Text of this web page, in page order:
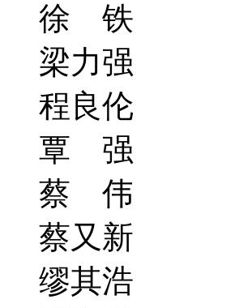
徐 铁
梁力强
程良伦
覃 强
蔡 伟
蔡又新
缪其浩